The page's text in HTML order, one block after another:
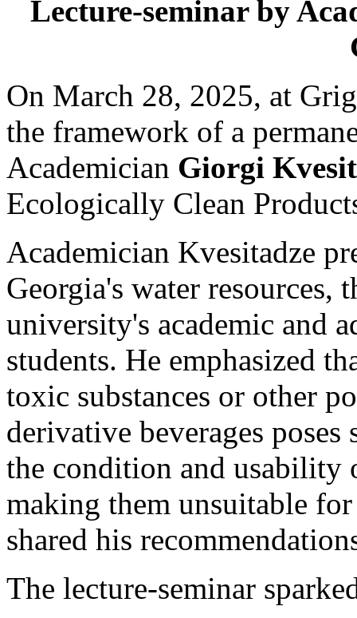
Lecture-seminar by
On March 28, 2025, at
the framework of a
Academician Giorgi
Ecologically Clean
Academician Kvesitadze
Georgia's water
university's academic and
students. He emphasized
toxic substances or other
derivative beverages
the condition and usability
making them unsuitable
shared his
The lecture-seminar